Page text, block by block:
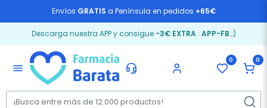
Envíos GRATIS a Península en pedidos +65€
Descarga nuestra APP y consigue -3€ EXTRA: APP-FB ;)
menu
0 0